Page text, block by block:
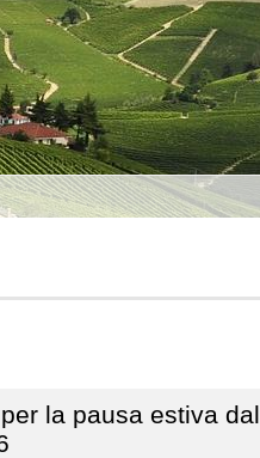
la pausa estiva dal